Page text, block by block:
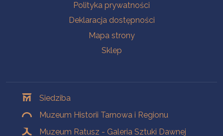
Polityka prywatności
Deklaracja dostępności
Mapa strony
Sklep
Siedziba
Muzeum Historii Tarnowa i Regionu
Muzeum Ratusz - Galeria Sztuki Dawnej